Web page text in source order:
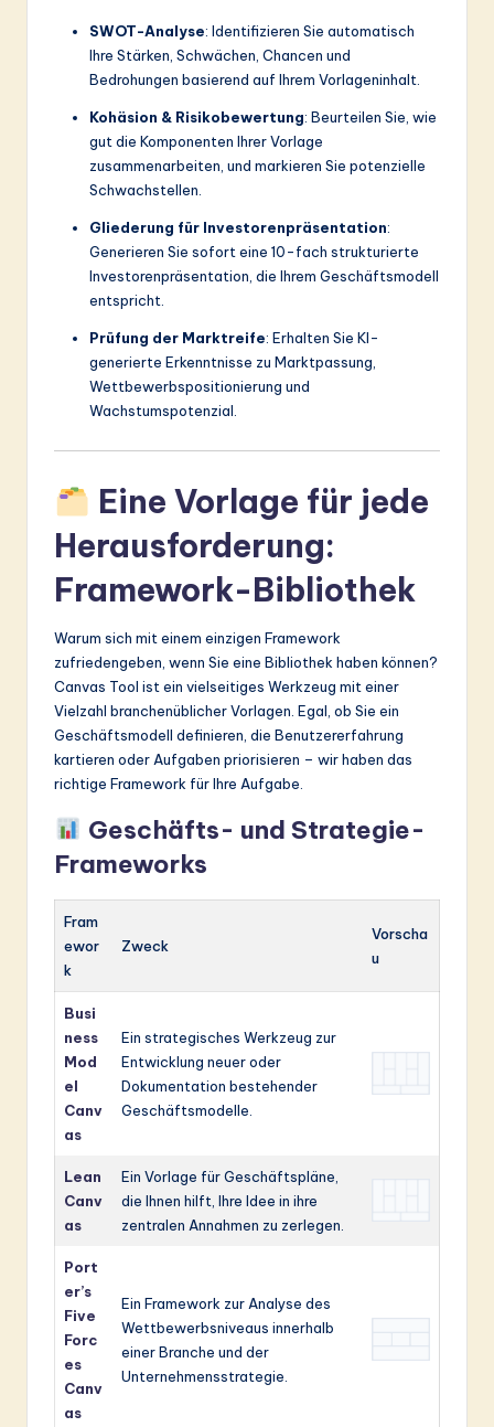
SWOT-Analyse: Identifizieren Sie automatisch
Ihre Stärken, Schwächen, Chancen und
Bedrohungen basierend auf Ihrem Vorlageninhalt.
Kohäsion & Risikobewertung: Beurteilen Sie, wie
gut die Komponenten Ihrer Vorlage
zusammenarbeiten, und markieren Sie potenzielle
Schwachstellen.
Gliederung für Investorenpräsentation:
Generieren Sie sofort eine 10-fach strukturierte
Investorenpräsentation, die Ihrem Geschäftsmodell
entspricht.
Prüfung der Marktreife: Erhalten Sie KI-
generierte Erkenntnisse zu Marktpassung,
Wettbewerbspositionierung und
Wachstumspotenzial.
Eine Vorlage für jede
Herausforderung:
Framework-Bibliothek
Warum sich mit einem einzigen Framework
zufriedengeben, wenn Sie eine Bibliothek haben können?
Canvas Tool ist ein vielseitiges Werkzeug mit einer
Vielzahl branchenüblicher Vorlagen. Egal, ob Sie ein
Geschäftsmodell definieren, die Benutzererfahrung
kartieren oder Aufgaben priorisieren – wir haben das
richtige Framework für Ihre Aufgabe.
Geschäfts- und Strategie-
Frameworks
Fram
ewor
k
Zweck
Vorscha
u
Busi
ness
Mod
el
Canv
as
Ein strategisches Werkzeug zur
Entwicklung neuer oder
Dokumentation bestehender
Geschäftsmodelle.
Lean
Canv
as
Ein Vorlage für Geschäftspläne,
die Ihnen hilft, Ihre Idee in ihre
zentralen Annahmen zu zerlegen.
Port
er’s
Five
Forc
es
Canv
as
Ein Framework zur Analyse des
Wettbewerbsniveaus innerhalb
einer Branche und der
Unternehmensstrategie.